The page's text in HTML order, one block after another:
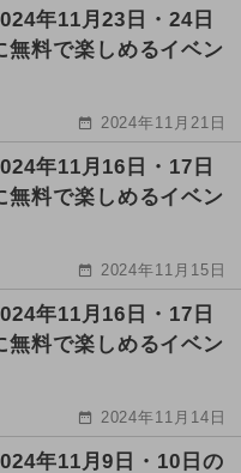
年11月23日・24日
無料で楽しめるイベン
2024年11月21日
年11月16日・17日
無料で楽しめるイベン
2024年11月15日
年11月16日・17日
無料で楽しめるイベン
2024年11月14日
年11月9日・10日の